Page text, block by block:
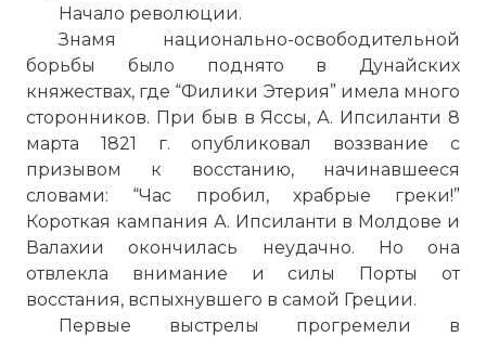
Начало революции.
Знамя национально-освободительной
борьбы было поднято в Дунайских
княжествах, где “Филики Этерия” имела много
сторонников. При быв в Яссы, А. Ипсиланти 8
марта 1821 г. опубликовал воззвание с
призывом к восстанию, начинавшееся
словами: “Час пробил, храбрые греки!”
Короткая кампания А. Ипсиланти в Молдове и
Валахии окончилась неудачно. Но она
отвлекла внимание и силы Порты от
восстания, вспыхнувшего в самой Греции.
Первые выстрелы прогремели в